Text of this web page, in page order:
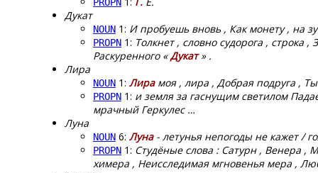
PROPN
Дукат
NOUN 1: И пробуешь вновь , Как монету , на
PROPN 1: Толкнет , словно судорога , строка
Раскуренного «Дукат» .
Лира
NOUN 1: Лирамоя , лира , Добрая подруга ,
PROPN 1: и земля за гаснущим светилом
мрачный Геркулес …
Луна
NOUN 6: Луна- летунья непогоды не кажет /
PROPN 1: Студёные слова : Сатурн , Венера
химера , Неисследимая мгновенья мера ,